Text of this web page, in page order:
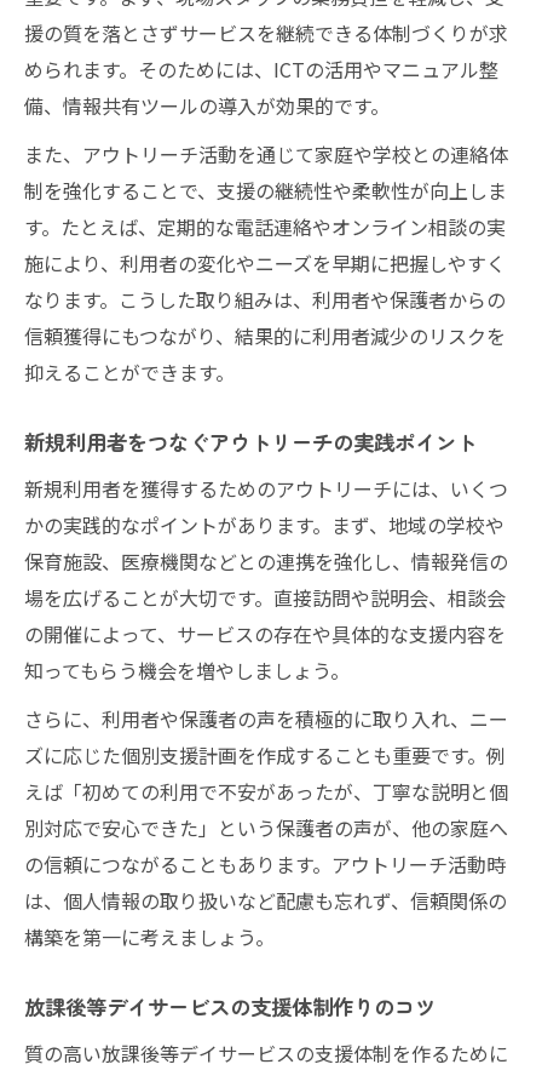
援の質を落とさずサービスを継続できる体制づくりが求
められます。そのためには、ICTの活用やマニュアル整
備、情報共有ツールの導入が効果的です。
また、アウトリーチ活動を通じて家庭や学校との連絡体
制を強化することで、支援の継続性や柔軟性が向上しま
す。たとえば、定期的な電話連絡やオンライン相談の実
施により、利用者の変化やニーズを早期に把握しやすく
なります。こうした取り組みは、利用者や保護者からの
信頼獲得にもつながり、結果的に利用者減少のリスクを
抑えることができます。
新規利用者をつなぐアウトリーチの実践ポイント
新規利用者を獲得するためのアウトリーチには、いくつ
かの実践的なポイントがあります。まず、地域の学校や
保育施設、医療機関などとの連携を強化し、情報発信の
場を広げることが大切です。直接訪問や説明会、相談会
の開催によって、サービスの存在や具体的な支援内容を
知ってもらう機会を増やしましょう。
さらに、利用者や保護者の声を積極的に取り入れ、ニー
ズに応じた個別支援計画を作成することも重要です。例
えば「初めての利用で不安があったが、丁寧な説明と個
別対応で安心できた」という保護者の声が、他の家庭へ
の信頼につながることもあります。アウトリーチ活動時
は、個人情報の取り扱いなど配慮も忘れず、信頼関係の
構築を第一に考えましょう。
放課後等デイサービスの支援体制作りのコツ
質の高い放課後等デイサービスの支援体制を作るために